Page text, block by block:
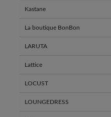
Kastane
La boutique BonBon
LARUTA
Lattice
LOCUST
LOUNGEDRESS